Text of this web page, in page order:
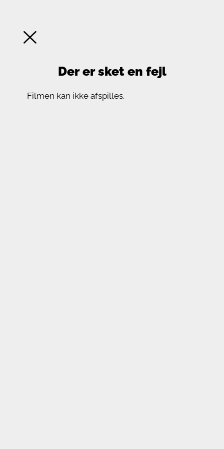
Der er sket en fejl
Filmen kan ikke afspilles.